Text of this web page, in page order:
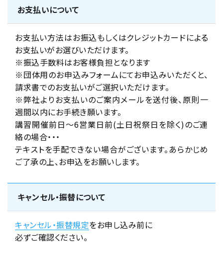
お支払いについて
お支払い方法はお振込もしくはクレジットカードによる
お支払いがお選びいただけます。
※振込手数料はお客様負担となります
※団体用のお申込みフォームにてお申込みいただくと、
請求書でのお支払いがご選択いただけます。
※弊社よりお支払いのご案内メールを送付後、原則一
週間以内にお手続き願います。
講習開催前日～6営業日前(土日祝祭日を除く)のご連
絡の場合・・・
テキストを手配できない場合がございます。あらかじめ
ご了承の上、お申込をお願いします。
キャンセル・振替について
キャンセル・振替規定をお申し込み前に
必ずご確認ください。